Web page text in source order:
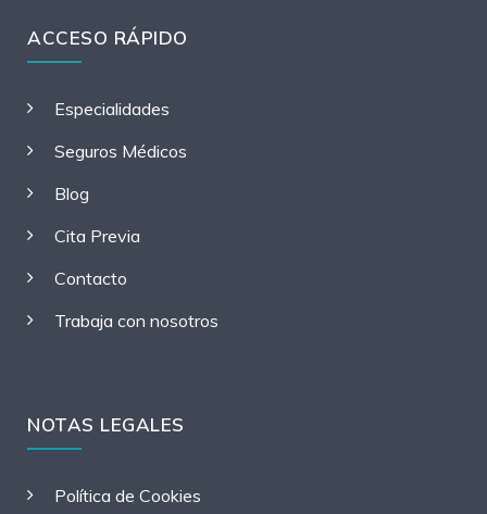
ACCESO RÁPIDO
Especialidades
Seguros Médicos
Blog
Cita Previa
Contacto
Trabaja con nosotros
NOTAS LEGALES
Política de Cookies